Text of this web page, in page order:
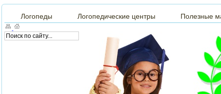
Логопеды Логопедические центры Полезные